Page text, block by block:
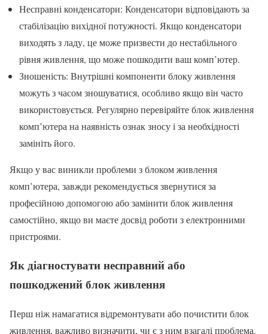
Несправні конденсатори: Конденсатори відповідають за
стабілізацію вихідної потужності. Якщо конденсатори
виходять з ладу, це може призвести до нестабільного
рівня живлення, що може пошкодити ваш комп’ютер.
Зношеність: Внутрішні компоненти блоку живлення
можуть з часом зношуватися, особливо якщо він часто
використовується. Регулярно перевіряйте блок живлення
комп’ютера на наявність ознак зносу і за необхідності
замініть його.
Якщо у вас виникли проблеми з блоком живлення
комп’ютера, завжди рекомендується звернутися за
професійною допомогою або замінити блок живлення
самостійно, якщо ви маєте досвід роботи з електронними
пристроями.
Як діагностувати несправний або
пошкоджений блок живлення
Перш ніж намагатися відремонтувати або почистити блок
живлення, важливо визначити, чи є з ним взагалі проблема.